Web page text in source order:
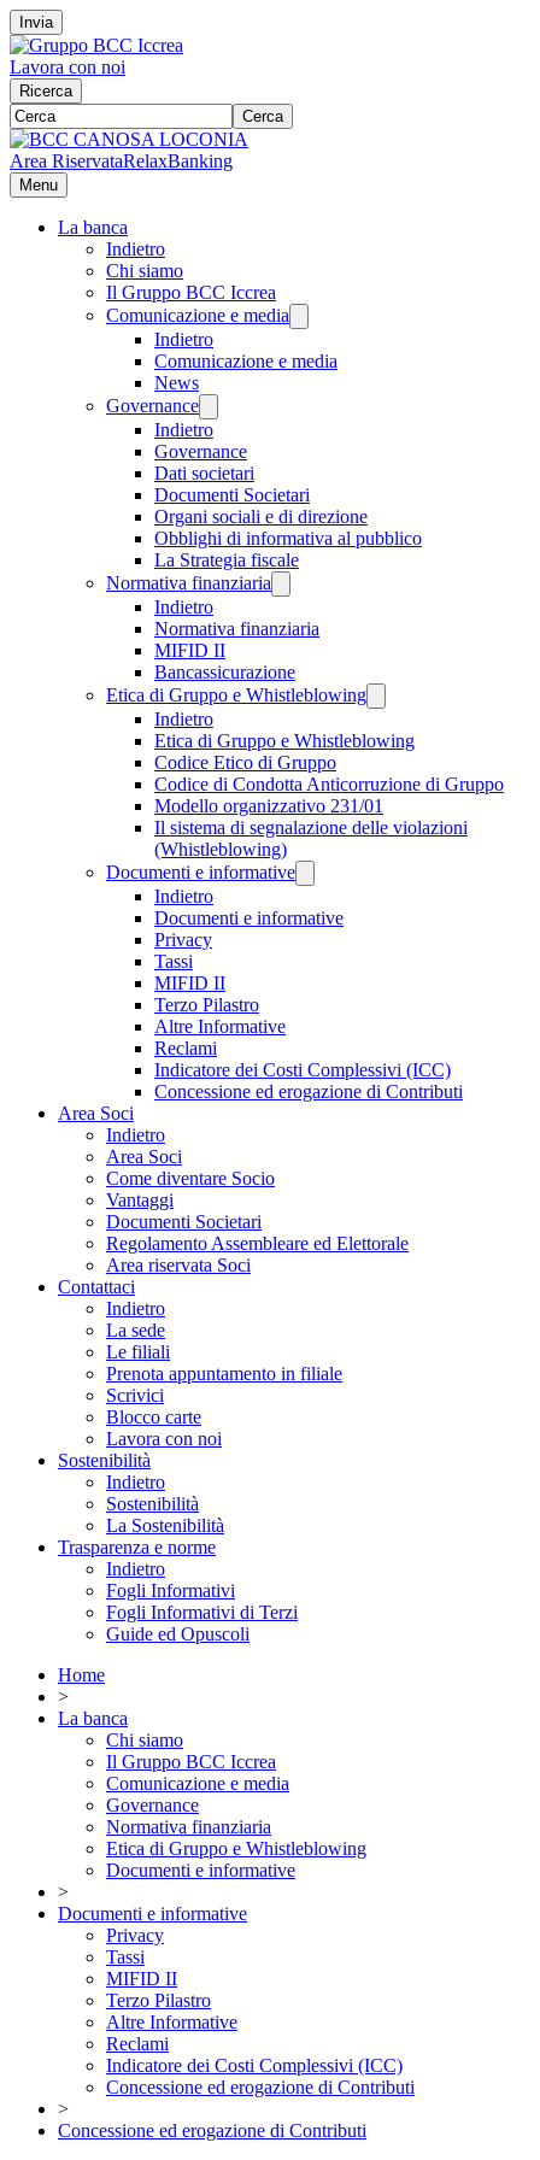
Invia
Lavora con noi
Ricerca
Cerca
Area RiservataRelaxBanking
Menu
La banca
Indietro
Chi siamo
Il Gruppo BCC Iccrea
Comunicazione e media
Indietro
Comunicazione e media
News
Governance
Indietro
Governance
Dati societari
Documenti Societari
Organi sociali e di direzione
Obblighi di informativa al pubblico
La Strategia fiscale
Normativa finanziaria
Indietro
Normativa finanziaria
MIFID II
Bancassicurazione
Etica di Gruppo e Whistleblowing
Indietro
Etica di Gruppo e Whistleblowing
Codice Etico di Gruppo
Codice di Condotta Anticorruzione di Gruppo
Modello organizzativo 231/01
Il sistema di segnalazione delle violazioni
(Whistleblowing)
Documenti e informative
Indietro
Documenti e informative
Privacy
Tassi
MIFID II
Terzo Pilastro
Altre Informative
Reclami
Indicatore dei Costi Complessivi (ICC)
Concessione ed erogazione di Contributi
Area Soci
Indietro
Area Soci
Come diventare Socio
Vantaggi
Documenti Societari
Regolamento Assembleare ed Elettorale
Area riservata Soci
Contattaci
Indietro
La sede
Le filiali
Prenota appuntamento in filiale
Scrivici
Blocco carte
Lavora con noi
Sostenibilità
Indietro
Sostenibilità
La Sostenibilità
Trasparenza e norme
Indietro
Fogli Informativi
Fogli Informativi di Terzi
Guide ed Opuscoli
Home
>
La banca
Chi siamo
Il Gruppo BCC Iccrea
Comunicazione e media
Governance
Normativa finanziaria
Etica di Gruppo e Whistleblowing
Documenti e informative
>
Documenti e informative
Privacy
Tassi
MIFID II
Terzo Pilastro
Altre Informative
Reclami
Indicatore dei Costi Complessivi (ICC)
Concessione ed erogazione di Contributi
>
Concessione ed erogazione di Contributi